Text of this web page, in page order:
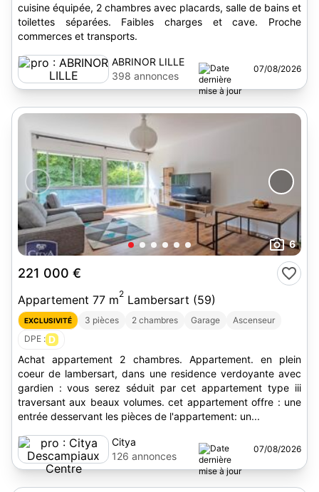
cuisine équipée, 2 chambres avec placards, salle de bains et
toilettes séparées. Faibles charges et cave. Proche
commerces et transports.
ABRINOR LILLE
398 annonces
07/08/2026
6
221 000 €
Appartement 77 m2 Lambersart (59)
EXCLUSIVITÉ 3 pièces 2 chambres Garage
Ascenseur
DPE : D
Achat appartement 2 chambres. Appartement. en plein
coeur de lambersart, dans une residence verdoyante avec
gardien : vous serez séduit par cet appartement type iii
traversant aux beaux volumes. cet appartement offre : une
entrée desservant les pièces de l'appartement: un...
Citya
Descampiaux
Centre
126 annonces
07/08/2026